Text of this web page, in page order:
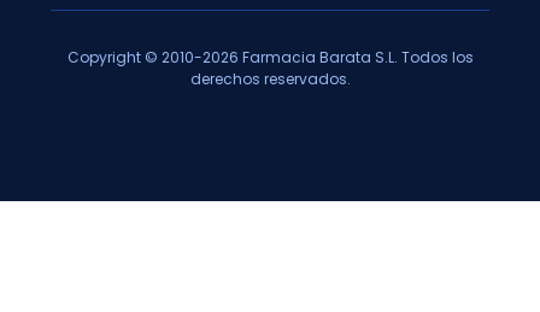
Copyright © 2010-2026 Farmacia Barata S.L. Todos los
derechos reservados.